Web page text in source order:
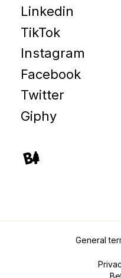
Linkedin
TikTok
Instagram
Facebook
Twitter
Giphy
General